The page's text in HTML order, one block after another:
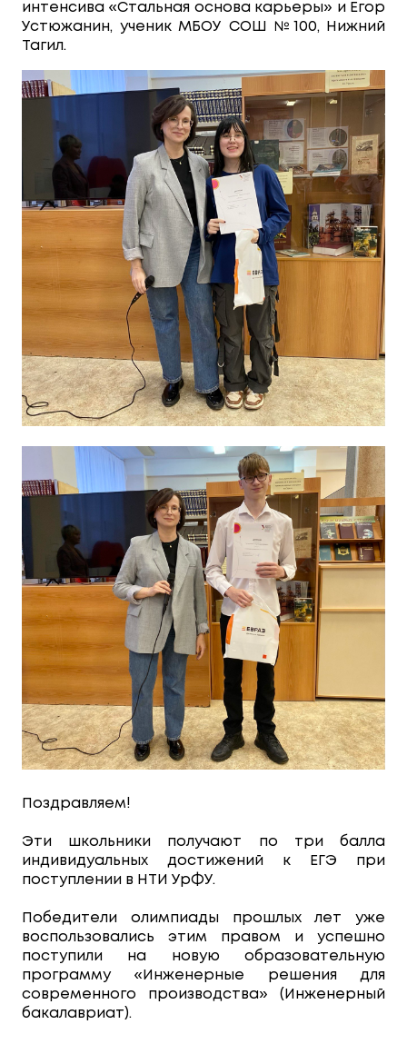
интенсива «Стальная основа карьеры» и Егор
Устюжанин, ученик МБОУ СОШ №100, Нижний
Тагил.
Поздравляем!
Эти школьники получают по три балла
индивидуальных достижений к ЕГЭ при
поступлении в НТИ УрФУ.
Победители олимпиады прошлых лет уже
воспользовались этим правом и успешно
поступили на новую образовательную
программу «Инженерные решения для
современного производства» (Инженерный
бакалавриат).